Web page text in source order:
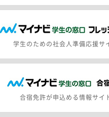
学生のための社会人準備応援サ
合宿免許が申込める情報サイ